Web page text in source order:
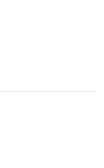
います！)
子歌手に成長し
ロックアーティ
ラブストーリー☆